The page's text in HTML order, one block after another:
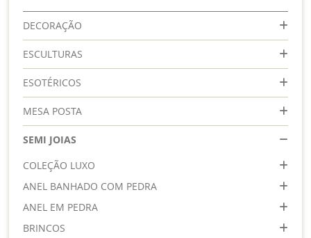
DECORAÇÃO
ESCULTURAS
ESOTÉRICOS
MESA POSTA
SEMI JOIAS
COLEÇÃO LUXO
ANEL BANHADO COM PEDRA
ANEL EM PEDRA
BRINCOS